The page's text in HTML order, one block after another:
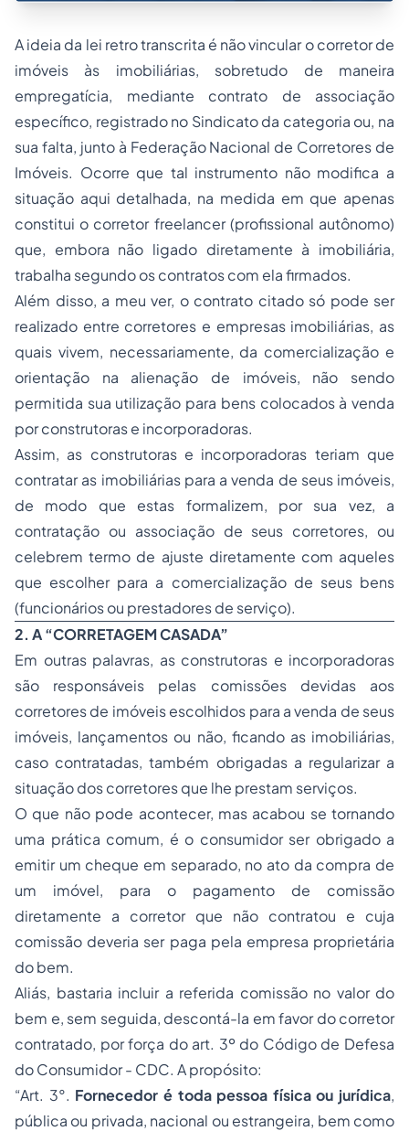
A ideia da lei retro transcrita é não vincular o corretor de
imóveis às imobiliárias, sobretudo de maneira
empregatícia, mediante contrato de associação
específico, registrado no Sindicato da categoria ou, na
sua falta, junto à Federação Nacional de Corretores de
Imóveis. Ocorre que tal instrumento não modifica a
situação aqui detalhada, na medida em que apenas
constitui o corretor freelancer (profissional autônomo)
que, embora não ligado diretamente à imobiliária,
trabalha segundo os contratos com ela firmados.
Além disso, a meu ver, o contrato citado só pode ser
realizado entre corretores e empresas imobiliárias, as
quais vivem, necessariamente, da comercialização e
orientação na alienação de imóveis, não sendo
permitida sua utilização para bens colocados à venda
por construtoras e incorporadoras.
Assim, as construtoras e incorporadoras teriam que
contratar as imobiliárias para a venda de seus imóveis,
de modo que estas formalizem, por sua vez, a
contratação ou associação de seus corretores, ou
celebrem termo de ajuste diretamente com aqueles
que escolher para a comercialização de seus bens
(funcionários ou prestadores de serviço).
2. A “CORRETAGEM CASADA”
Em outras palavras, as construtoras e incorporadoras
são responsáveis pelas comissões devidas aos
corretores de imóveis escolhidos para a venda de seus
imóveis, lançamentos ou não, ficando as imobiliárias,
caso contratadas, também obrigadas a regularizar a
situação dos corretores que lhe prestam serviços.
O que não pode acontecer, mas acabou se tornando
uma prática comum, é o consumidor ser obrigado a
emitir um cheque em separado, no ato da compra de
um imóvel, para o pagamento de comissão
diretamente a corretor que não contratou e cuja
comissão deveria ser paga pela empresa proprietária
do bem.
Aliás, bastaria incluir a referida comissão no valor do
bem e, sem seguida, descontá-la em favor do corretor
contratado, por força do art. 3º do Código de Defesa
do Consumidor - CDC. A propósito:
“Art. 3°. Fornecedor é toda pessoa física ou jurídica,
pública ou privada, nacional ou estrangeira, bem como